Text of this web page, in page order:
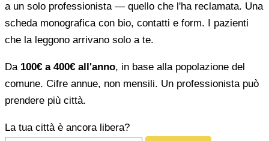
a un solo professionista — quello che l'ha reclamata. Una
scheda monografica con bio, contatti e form. I pazienti
che la leggono arrivano solo a te.
Da 100€ a 400€ all'anno, in base alla popolazione del
comune. Cifre annue, non mensili. Un professionista può
prendere più città.
La tua città è ancora libera?